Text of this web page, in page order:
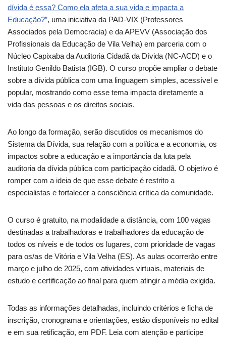
dívida é essa? Como ela afeta a sua vida e impacta a
Educação?”, uma iniciativa da PAD-VIX (Professores
Associados pela Democracia) e da APEVV (Associação dos
Profissionais da Educação de Vila Velha) em parceria com o
Núcleo Capixaba da Auditoria Cidadã da Dívida (NC-ACD) e o
Instituto Genildo Batista (IGB). O curso propõe ampliar o debate
sobre a dívida pública com uma linguagem simples, acessível e
popular, mostrando como esse tema impacta diretamente a
vida das pessoas e os direitos sociais.
Ao longo da formação, serão discutidos os mecanismos do
Sistema da Dívida, sua relação com a política e a economia, os
impactos sobre a educação e a importância da luta pela
auditoria da dívida pública com participação cidadã. O objetivo é
romper com a ideia de que esse debate é restrito a
especialistas e fortalecer a consciência crítica da comunidade.
O curso é gratuito, na modalidade a distância, com 100 vagas
destinadas a trabalhadoras e trabalhadores da educação de
todos os níveis e de todos os lugares, com prioridade de vagas
para os/as de Vitória e Vila Velha (ES). As aulas ocorrerão entre
março e julho de 2025, com atividades virtuais, materiais de
estudo e certificação ao final para quem atingir a média exigida.
Todas as informações detalhadas, incluindo critérios e ficha de
inscrição, cronograma e orientações, estão disponíveis no edital
e em sua retificação, em PDF. Leia com atenção e participe